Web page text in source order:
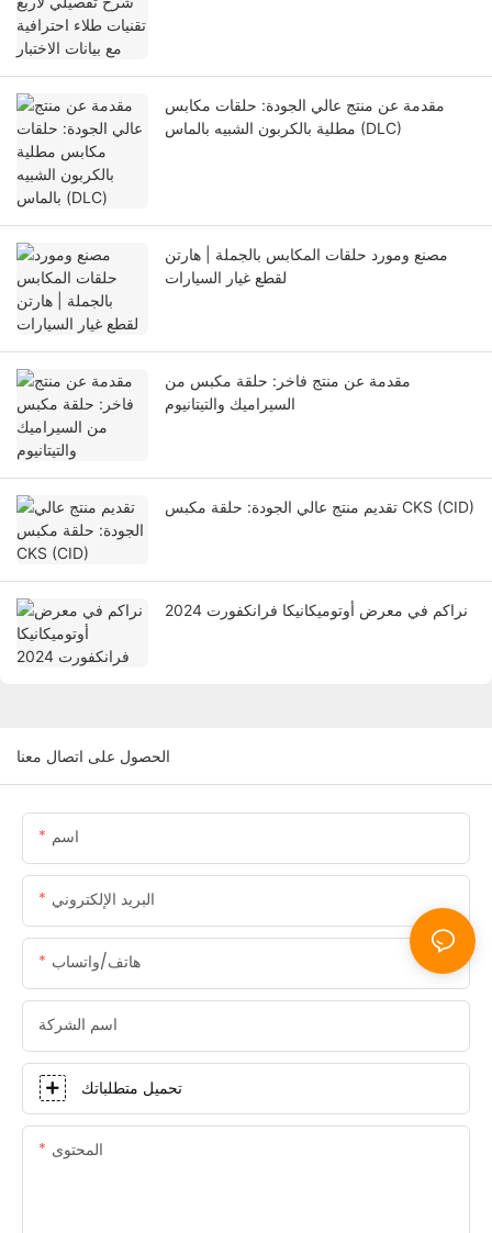
مقدمة عن منتج عالي الجودة: حلقات مكابس
مطلية بالكربون الشبيه بالماس (DLC)
مصنع ومورد حلقات المكابس بالجملة | هارتن
لقطع غيار السيارات
مقدمة عن منتج فاخر: حلقة مكبس من
السيراميك والتيتانيوم
تقديم منتج عالي الجودة: حلقة مكبس CKS (CID)
نراكم في معرض أوتوميكانيكا فرانكفورت 2024
الحصول على اتصال معنا
اسم
البريد الإلكتروني
هاتف/واتساب
اسم الشركة
تحميل متطلباتك
المحتوى